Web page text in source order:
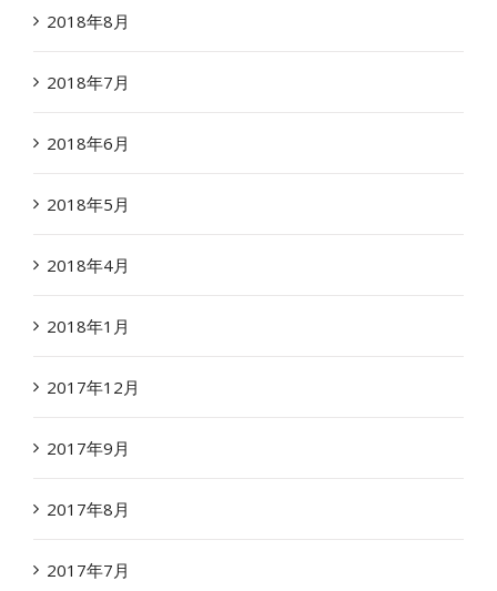
2018年8月
2018年7月
2018年6月
2018年5月
2018年4月
2018年1月
2017年12月
2017年9月
2017年8月
2017年7月